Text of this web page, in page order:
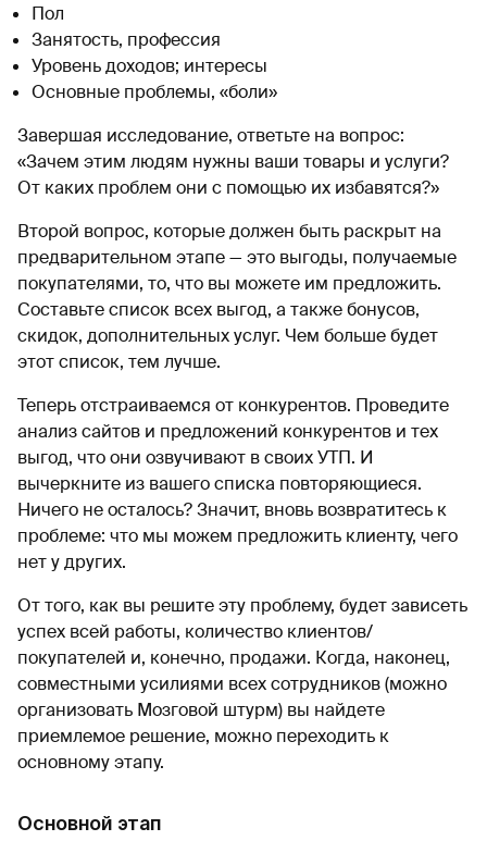
Пол
Занятость, профессия
Уровень доходов; интересы
Основные проблемы, «боли»
Завершая исследование, ответьте на вопрос:
«Зачем этим людям нужны ваши товары и услуги?
От каких проблем они с помощью их избавятся?»
Второй вопрос, которые должен быть раскрыт на
предварительном этапе — это выгоды, получаемые
покупателями, то, что вы можете им предложить.
Составьте список всех выгод, а также бонусов,
скидок, дополнительных услуг. Чем больше будет
этот список, тем лучше.
Теперь отстраиваемся от конкурентов. Проведите
анализ сайтов и предложений конкурентов и тех
выгод, что они озвучивают в своих УТП. И
вычеркните из вашего списка повторяющиеся.
Ничего не осталось? Значит, вновь возвратитесь к
проблеме: что мы можем предложить клиенту, чего
нет у других.
От того, как вы решите эту проблему, будет зависеть
успех всей работы, количество клиентов/
покупателей и, конечно, продажи. Когда, наконец,
совместными усилиями всех сотрудников (можно
организовать Мозговой штурм) вы найдете
приемлемое решение, можно переходить к
основному этапу.
Основной этап